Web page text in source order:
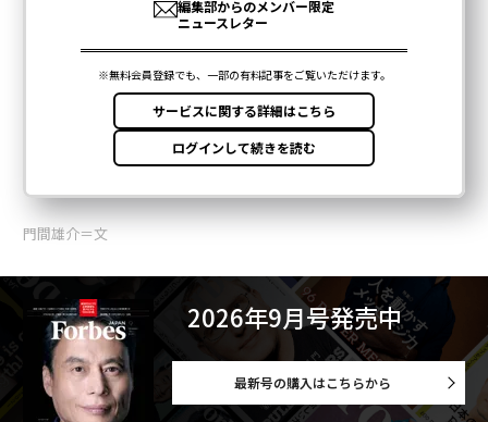
門間雄介＝文
2026年9月号発売中
最新号の購入はこちらから